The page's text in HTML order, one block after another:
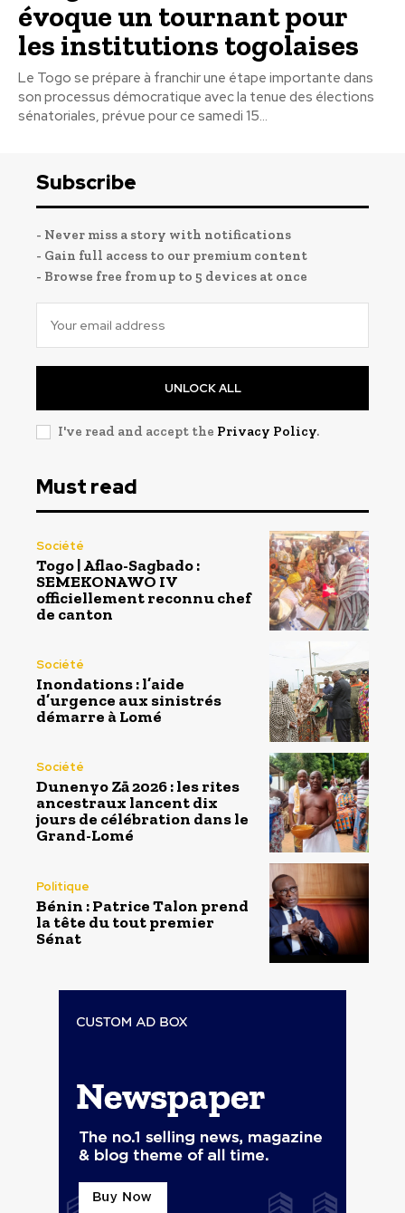
évoque un tournant pour
les institutions togolaises
Le Togo se prépare à franchir une étape importante dans
son processus démocratique avec la tenue des élections
sénatoriales, prévue pour ce samedi 15...
Subscribe
- Never miss a story with notifications
- Gain full access to our premium content
- Browse free from up to 5 devices at once
UNLOCK ALL
I've read and accept the Privacy Policy.
Must read
Société
Togo | Aflao-Sagbado :
SEMEKONAWO IV
officiellement reconnu chef
de canton
Société
Inondations : l’aide
d’urgence aux sinistrés
démarre à Lomé
Société
Dunenyo Zā 2026 : les rites
ancestraux lancent dix
jours de célébration dans le
Grand-Lomé
Politique
Bénin : Patrice Talon prend
la tête du tout premier
Sénat